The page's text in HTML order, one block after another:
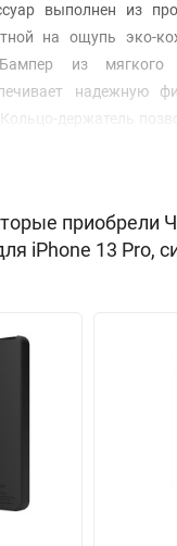
выполнен из
на ощупь эко-
из мягкого
надежную
держатель
положении в
держателя
кожа ,
приобрели
iPhone 13 Pro,